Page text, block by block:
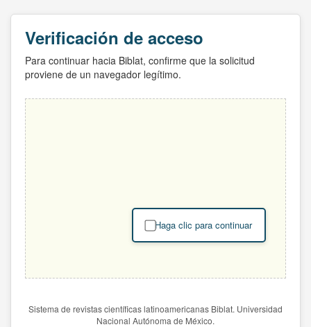
Verificación de acceso
Para continuar hacia Biblat, confirme que la solicitud
proviene de un navegador legítimo.
Haga clic para continuar
Sistema de revistas científicas latinoamericanas Biblat. Universidad
Nacional Autónoma de México.